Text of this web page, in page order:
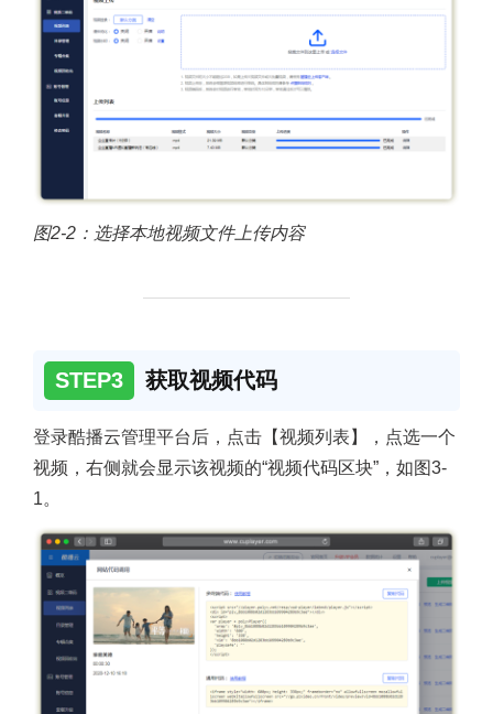
图2-2：选择本地视频文件上传内容
STEP3 获取视频代码
登录酷播云管理平台后，点击【视频列表】，点选一个
视频，右侧就会显示该视频的“视频代码区块”，如图3-
1。